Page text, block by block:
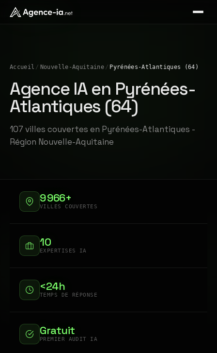
Accueil / Nouvelle-Aquitaine / Pyrénées-Atlantiques (64)
Agence IA en Pyrénées-
Atlantiques (64)
107 villes couvertes en Pyrénées-Atlantiques -
Région Nouvelle-Aquitaine
9 966+
VILLES COUVERTES
10
EXPERTISES IA
<24h
TEMPS DE RÉPONSE
Gratuit
PREMIER AUDIT IA